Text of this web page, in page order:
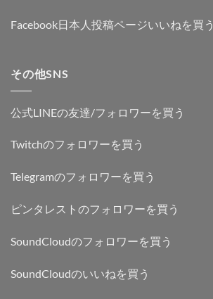
Facebook日本人投稿ページいいねを買う
その他SNS
公式LINEの友達/フォロワーを買う
Twitchのフォロワーを買う
Telegramのフォロワーを買う
ピンタレストのフォロワーを買う
SoundCloudのフォロワーを買う
SoundCloudのいいねを買う